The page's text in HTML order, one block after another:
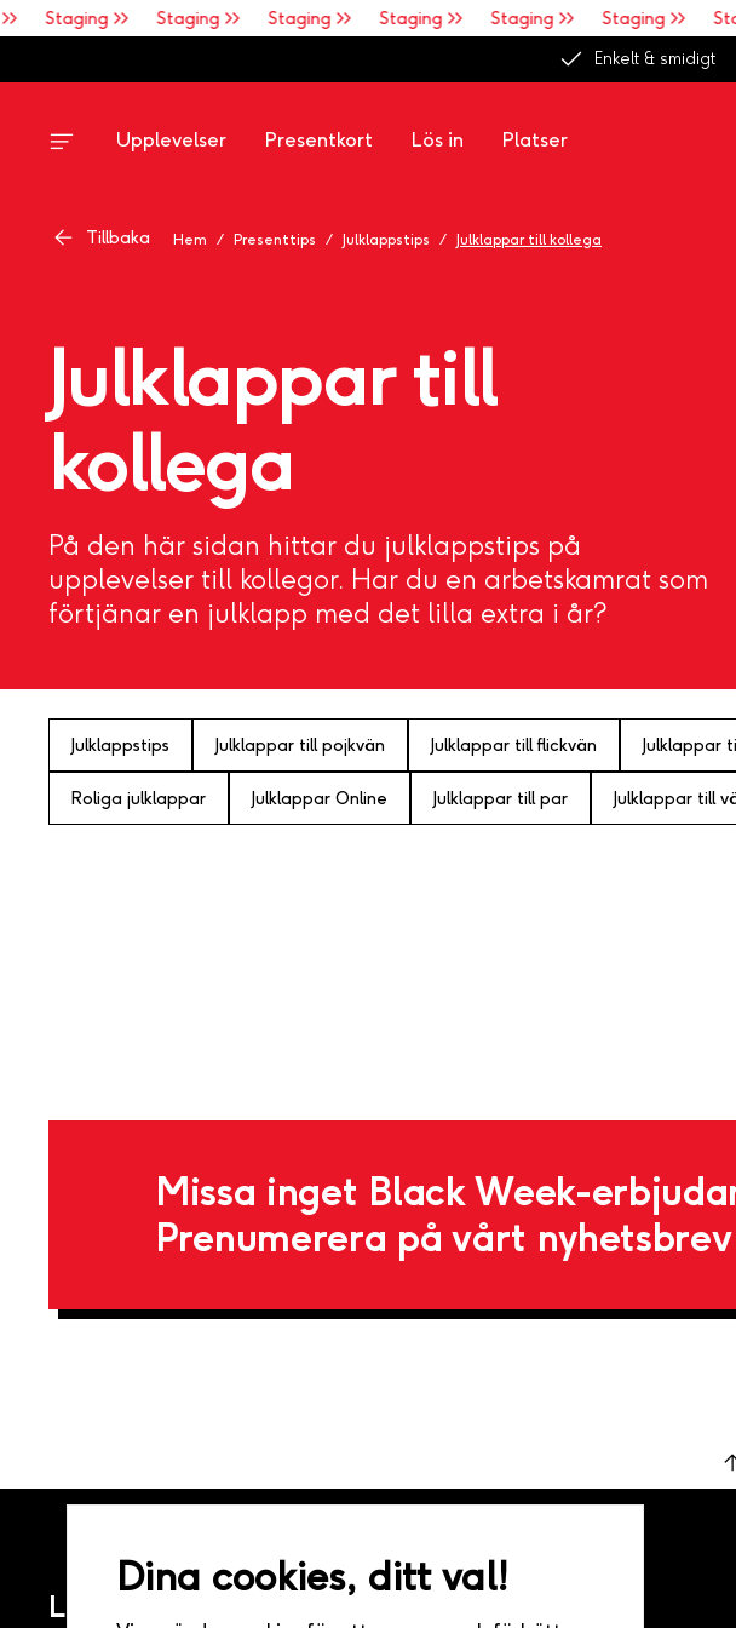
Dina cookies, ditt val!
Staging >> Staging >> Staging >> Staging >> Staging >> Staging >>
Enkelt & smidigt
Upplevelser Presentkort Lös in Platser
Tillbaka Hem / Presenttips / Julklappstips / Julklappar till kollega
Julklappar till
kollega
På den här sidan hittar du julklappstips på
upplevelser till kollegor. Har du en arbetskamrat som
förtjänar en julklapp med det lilla extra i år?
Julklappstips Julklappar till pojkvän Julklappar till flickvän Julklappar
Roliga julklappar Julklappar Online Julklappar till par Julklappar till
Missa inget Black Week-
Prenumerera på vårt nyhetsbrev
Live it – Minnen för livet